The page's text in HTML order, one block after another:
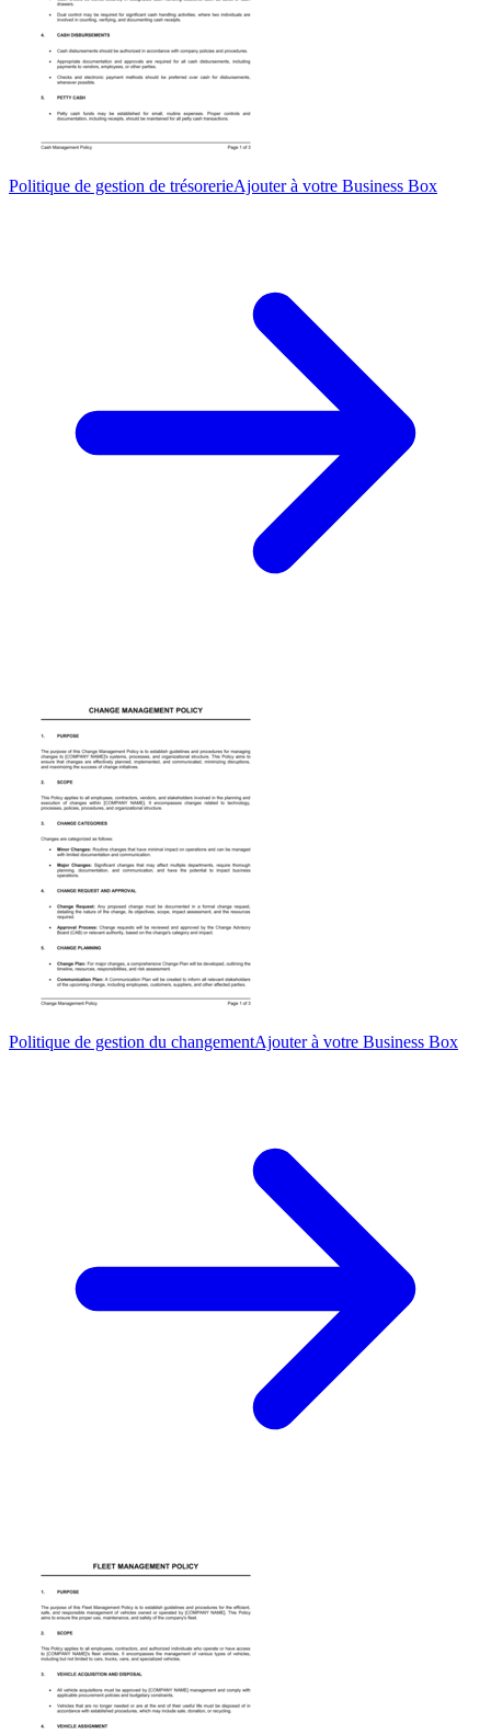
Politique de gestion de trésorerieAjouter à votre Business Box
Politique de gestion du changementAjouter à votre Business Box